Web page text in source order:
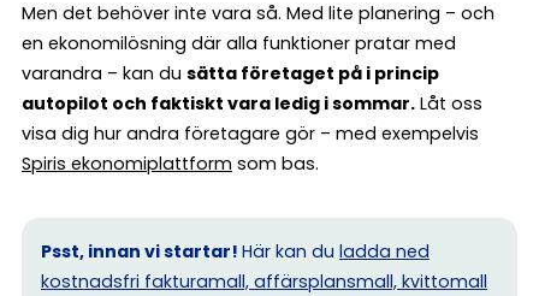
Men det behöver inte vara så. Med lite planering – och
en ekonomilösning där alla funktioner pratar med
varandra – kan du sätta företaget på i princip
autopilot och faktiskt vara ledig i sommar. Låt oss
visa dig hur andra företagare gör – med exempelvis
Spiris ekonomiplattform som bas.
Psst, innan vi startar! Här kan du ladda ned
kostnadsfri fakturamall, affärsplansmall, kvittomall